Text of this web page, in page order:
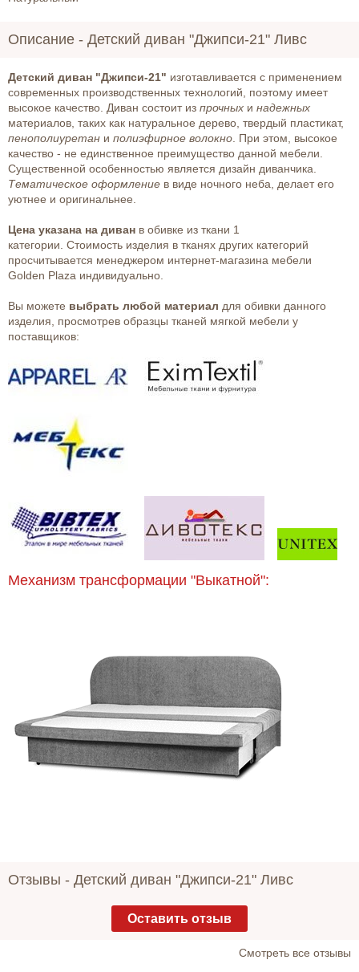
Описание - Детский диван "Джипси-21" Ливс
Детский диван "Джипси-21" изготавливается с применением
современных производственных технологий, поэтому имеет
высокое качество. Диван состоит из прочных и надежных
материалов, таких как натуральное дерево, твердый пластикат,
пенополиуретан и полиэфирное волокно . При этом, высокое
качество - не единственное преимущество данной мебели.
Существенной особенностью является дизайн диванчика.
Тематическое оформление в виде ночного неба, делает его
уютнее и оригинальнее.
Цена указана на диван в обивке из ткани 1
категории. Стоимость изделия в тканях других категорий
просчитывается менеджером интернет-магазина мебели
Golden Plaza индивидуально.
Вы можете выбрать любой материал для обивки данного
изделия, просмотрев образцы тканей мягкой мебели у
поставщиков:
Механизм трансформации "Выкатной":
Отзывы - Детский диван "Джипси-21" Ливс
Оставить отзыв
Cмотреть все отзывы